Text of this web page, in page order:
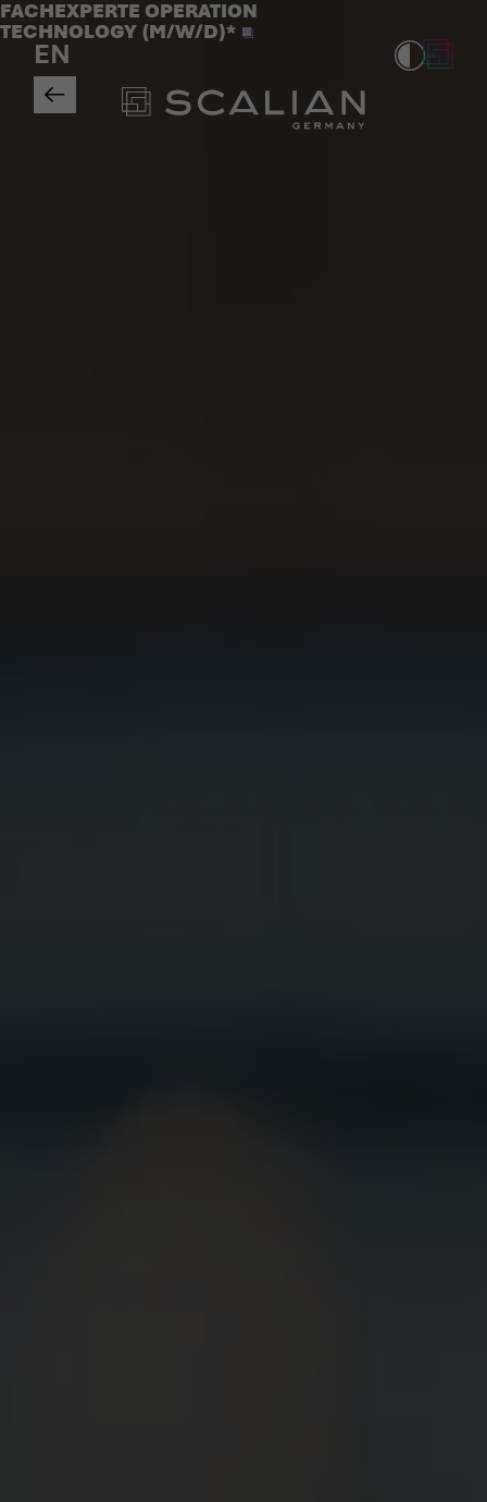
>
EN
Jobs
FACHEXPERTE OPERATION
TECHNOLOGY (M/W/D)*